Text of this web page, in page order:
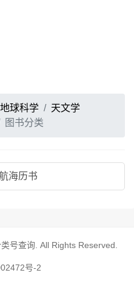
球科学
天文学
图书分类
海历书
号查询 . All Rights Reserved.
号-2